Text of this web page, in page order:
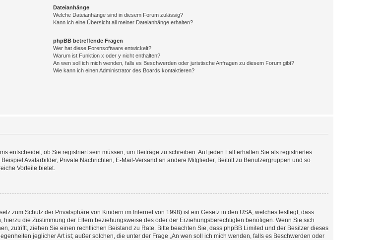
Dateianhänge
Welche Dateianhänge sind in diesem Forum zulässig?
Kann ich eine Übersicht all meiner Dateianhänge erhalten?
phpBB betreffende Fragen
Wer hat diese Forensoftware entwickelt?
Warum ist Funktion x oder y nicht enthalten?
An wen soll ich mich wenden, falls es Beschwerden oder juristische Anfragen zu diesem Forum gibt?
Wie kann ich einen Administrator des Boards kontaktieren?
entscheidet, ob Sie registriert sein müssen, um Beiträge zu schreiben. Auf jeden Fall erhalten Sie als registriertes
Avatarbilder, Private Nachrichten, E-Mail-Versand an andere Mitglieder, Beitritt zu Benutzergruppen und so
Vorteile bietet.
zum Schutz der Privatsphäre von Kindern im Internet von 1998) ist ein Gesetz in den USA, welches festlegt, dass
die Zustimmung der Eltern beziehungsweise des oder der Erziehungsberechtigten benötigen. Wenn Sie sich
zutrifft, ziehen Sie einen rechtlichen Beistand zu Rate. Bitte beachten Sie, dass phpBB Limited und der Besitzer dieses
jeglicher Art ist; außer solchen, die unter der Frage „An wen soll ich mich wenden, falls es Beschwerden oder